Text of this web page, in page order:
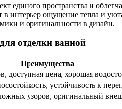
единого пространства и
в интерьер ощущение тепла и
и оригинальности в дизайн.
отделки ванной
Преимущества
доступная цена, хорошая
устойчивость к
узоров, оригинальный